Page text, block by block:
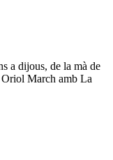
a dijous, de la mà de
Oriol March amb La